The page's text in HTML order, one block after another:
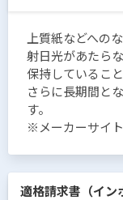
上質紙などへの
射日光があたら
保持しているこ
さらに長期間と
す。
※メーカーサイ
適格請求書（イン